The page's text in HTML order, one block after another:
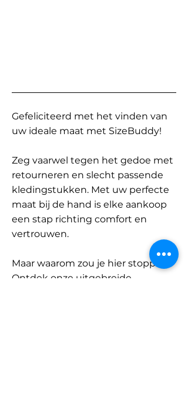
Gefeliciteerd met het vinden van
uw ideale maat met SizeBuddy!
Zeg vaarwel tegen het gedoe met
retourneren en slecht passende
kledingstukken. Met uw perfecte
maat bij de hand is elke aankoop
een stap richting comfort en
vertrouwen.
Maar waarom zou je hier stoppen?
Ontdek onze uitgebreide